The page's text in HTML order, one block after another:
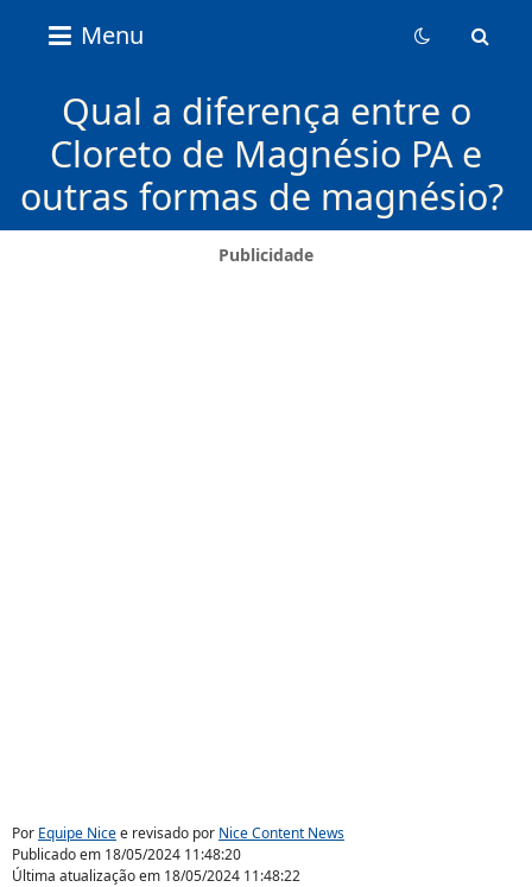
Content Menu
Qual a diferença entre o
Cloreto de Magnésio PA e
outras formas de magnésio?
Por Equipe Nicee revisado por Nice Content News
Publicado em 18/05/2024 11:48:20
Última atualização em 18/05/2024 11:48:22